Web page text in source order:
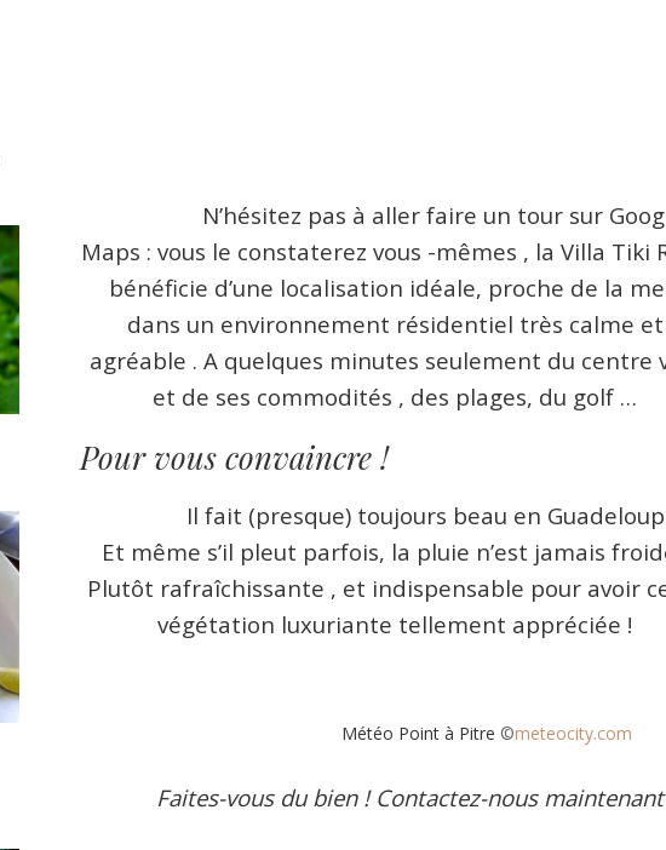
N’hésitez pas à aller faire un tour sur
Maps : vous le constaterez vous -mêmes , la Villa Tiki
bénéficie d’une localisation idéale, proche de la
dans un environnement résidentiel très calme et
agréable . A quelques minutes seulement du centre
et de ses commodités , des plages, du golf …
Pour vous convaincre !
Il fait (presque) toujours beau en
Et même s’il pleut parfois, la pluie n’est jamais
Plutôt rafraîchissante , et indispensable pour avoir
végétation luxuriante tellement appréciée !
Météo Point à Pitre ©meteocity.com
Faites-vous du bien ! Contactez-nous